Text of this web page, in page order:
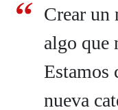
Crear un
algo que
Estamos
nueva